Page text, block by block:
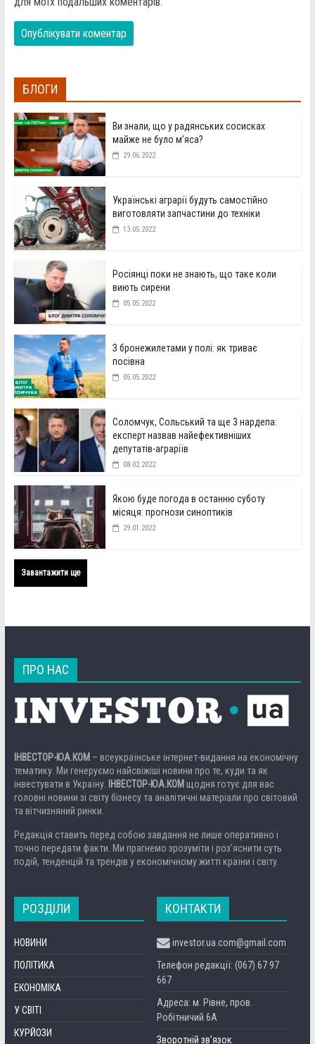
БЛОГИ
Ви знали, що у радянських сосисках
майже не було м’яса?
29.06.2022
Українські аграрії будуть самостійно
виготовляти запчастини до техніки
13.05.2022
Росіянці поки не знають, що таке коли
виють сирени
05.05.2022
З бронежилетами у полі: як триває
посівна
05.05.2022
Соломчук, Сольський та ще 3 нардепа:
експерт назвав найефективніших
депутатів-аграріїв
08.02.2022
Якою буде погода в останню суботу
місяця: прогнози синоптиків
29.01.2022
Завантажити ще
ПРО НАС
ІНВЕСТОР-ЮА.КОМ – всеукраїнське інтернет-видання на економічну
тематику. Ми генеруємо найсвіжіші новини про те, куди та як
інвестувати в Україну.
ІНВЕСТОР-ЮА.КОМ щодня готує для вас
головні новини зі світу бізнесу та аналітичні матеріали про світовий
та вітчизняний ринки.
Редакція ставить перед собою завдання не лише оперативно і
точно передати факти. Ми прагнемо зрозуміти і роз’яснити суть
подій, тенденцій та трендів у економічному житті країни і світу.
РОЗДІЛИ
НОВИНИ
ПОЛІТИКА
ЕКОНОМІКА
У СВІТІ
КУРЙОЗИ
КОНТАКТИ
investor.ua.com@gmail.com
Телефон редакції: (067) 67 97
667
Адреса: м. Рівне, пров.
Робітничий 6А
Зворотній зв’язок